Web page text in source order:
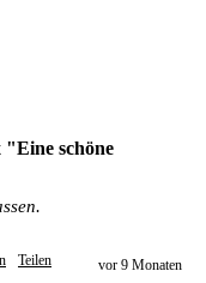
schöne
Teilen vor 9 Monaten